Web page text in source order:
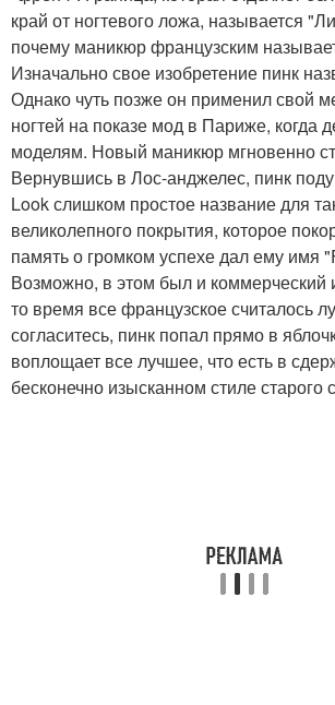
край от ногтевого ложа, называется
почему маникюр французским
Изначально свое изобретение пинк
Однако чуть позже он применил свой
ногтей на показе мод в Париже, когда
моделям. Новый маникюр мгновенно
Вернувшись в Лос-анджелес, пинк
Look слишком простое название для
великолепного покрытия, которое
память о громком успехе дал ему имя
Возможно, в этом был и коммерческий
то время все французское считалось
согласитесь, пинк попал прямо в
воплощает все лучшее, что есть в
бесконечно изысканном стиле старого